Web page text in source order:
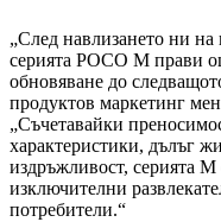
„След навлизането ни на
серията POCO M прави
обновяване до
продуктов маркетинг
„Съчетавайки
характеристики, дълъг
издръжливост, серията
изключителни
потребители.“